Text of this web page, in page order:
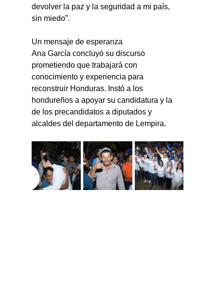
devolver la paz y la seguridad a mi país,
sin miedo”.
Un mensaje de esperanza
Ana García concluyó su discurso
prometiendo que trabajará con
conocimiento y experiencia para
reconstruir Honduras. Instó a los
hondureños a apoyar su candidatura y la
de los precandidatos a diputados y
alcaldes del departamento de Lempira.